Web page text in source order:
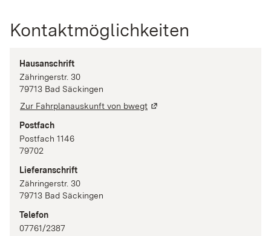
Kontaktmöglichkeiten
Hausanschrift
Zähringerstr. 30
79713 Bad Säckingen
Zur Fahrplanauskunft von bwegt
Postfach
Postfach 1146
79702
Lieferanschrift
Zähringerstr. 30
79713 Bad Säckingen
Telefon
07761/2387